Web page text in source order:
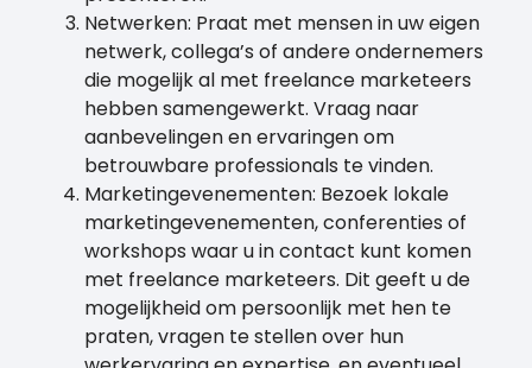
Netwerken: Praat met mensen in uw eigen
netwerk, collega’s of andere ondernemers
die mogelijk al met freelance marketeers
hebben samengewerkt. Vraag naar
aanbevelingen en ervaringen om
betrouwbare professionals te vinden.
Marketingevenementen: Bezoek lokale
marketingevenementen, conferenties of
workshops waar u in contact kunt komen
met freelance marketeers. Dit geeft u de
mogelijkheid om persoonlijk met hen te
praten, vragen te stellen over hun